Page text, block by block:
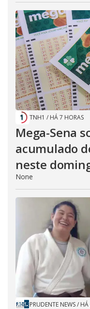
TNH1 / HÁ 7 HORAS
Mega-Sena
acumulado
neste
None
PRUDENTE NEWS/ HÁ